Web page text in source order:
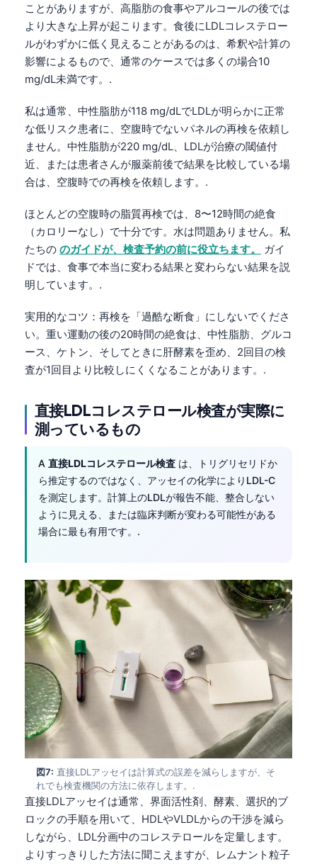
ことがありますが、高脂肪の食事やアルコールの後では
より大きな上昇が起こります。食後にLDLコレステロー
ルがわずかに低く見えることがあるのは、希釈や計算の
影響によるもので、通常のケースでは多くの場合10
mg/dL未満です。.
私は通常、中性脂肪が118 mg/dLでLDLが明らかに正常
な低リスク患者に、空腹時でないパネルの再検を依頼し
ません。中性脂肪が220 mg/dL、LDLが治療の閾値付
近、または患者さんが服薬前後で結果を比較している場
合は、空腹時での再検を依頼します。.
ほとんどの空腹時の脂質再検では、8〜12時間の絶食
（カロリーなし）で十分です。水は問題ありません。私
たちの のガイドが、検査予約の前に役立ちます。
ガイ
ドでは、食事で本当に変わる結果と変わらない結果を説
明しています。.
実用的なコツ：再検を「過酷な断食」にしないでくださ
い。重い運動の後の20時間の絶食は、中性脂肪、グルコ
ース、ケトン、そしてときに肝酵素を歪め、2回目の検
査が1回目より比較しにくくなることがあります。.
直接LDLコレステロール検査が実際に
測っているもの
A 直接LDLコレステロール検査 は、トリグリセリドか
ら推定するのではなく、アッセイの化学によりLDL-C
を測定します。計算上のLDLが報告不能、整合しない
ように見える、または臨床判断が変わる可能性がある
場合に最も有用です。.
図7: 直接LDLアッセイは計算式の誤差を減らしますが、そ
れでも検査機関の方法に依存します。.
直接LDLアッセイは通常、界面活性剤、酵素、選択的ブ
ロックの手順を用いて、HDLやVLDLからの干渉を減ら
しながら、LDL分画中のコレステロールを定量します。
よりすっきりした方法に聞こえますが、レムナント粒子
Tiếng Việt
Tagalog
ไทย
ဗမာစာ
ភាសាខ្មែរ
Kiswahili
አማርኛ
Українська
O‘zbekcha
Català
Қазақ тілі
Suomi
كوردی‎
پښتو
سنڌي
অসমীয়া
Galego
Македонски јазик
Euskara
Gàidhlig
Occitan
العربية المغربية
Afrikaans
Монгол
Basa Jawa
Cebuano
ئۇيغۇرچە
Татар теле
Беларуская мова
Esperanto
Frysk